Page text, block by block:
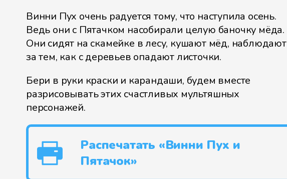
Винни Пух очень радуется тому, что наступила осень.
Ведь они с Пятачком насобирали целую баночку мёда.
Они сидят на скамейке в лесу, кушают мёд, наблюдают
за тем, как с деревьев опадают листочки.
Бери в руки краски и карандаши, будем вместе
разрисовывать этих счастливых мультяшных
персонажей.
Распечатать «Винни Пух и
Пятачок»